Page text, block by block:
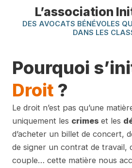
L’association
DES AVOCATS BÉNÉVOLES
DANS LES
Pourquoi
Droit ?
Le droit n’est pas qu’une
uniquement les crimes et les
d’acheter un billet de concert,
de signer un contrat de travail,
couple… cette matière nous